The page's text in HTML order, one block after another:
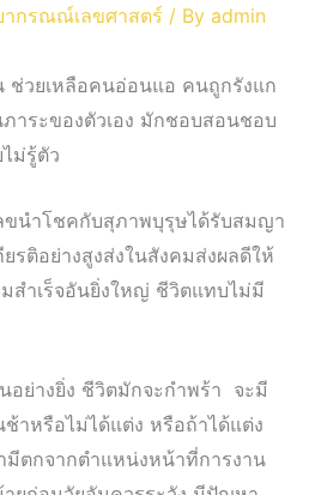
ากรณณ์เลขศาสตร์ / By admin
ช่วยเหลือคนอ่อนแอ คนถูกรังแก
าระของตัวเอง มักชอบสอนชอบ
ม่รู้ตัว
ขนำโชคกับสุภาพบุรุษได้รับสมญา
รติอย่างสูงส่งในสังคมส่งผลดีให้
สำเร็จอันยิ่งใหญ่ ชีวิตแทบไม่มี
อย่างยิ่ง ชีวิตมักจะกำพร้า จะมี
าหรือไม่ได้แต่ง หรือถ้าได้แต่ง
มีตกจากตำแหน่งหน้าที่การงาน